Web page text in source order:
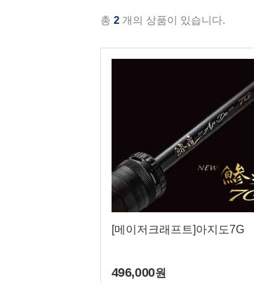
열기/
맨 아래
총 2 개의 상품이 있습니다.
[메이저크래프트]아지도7G
496,000원